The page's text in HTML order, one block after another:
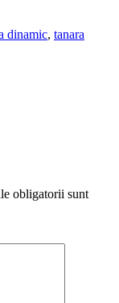
dinamic, tanara
obligatorii sunt